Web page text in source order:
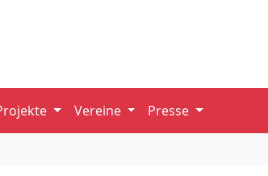
Vereine Presse